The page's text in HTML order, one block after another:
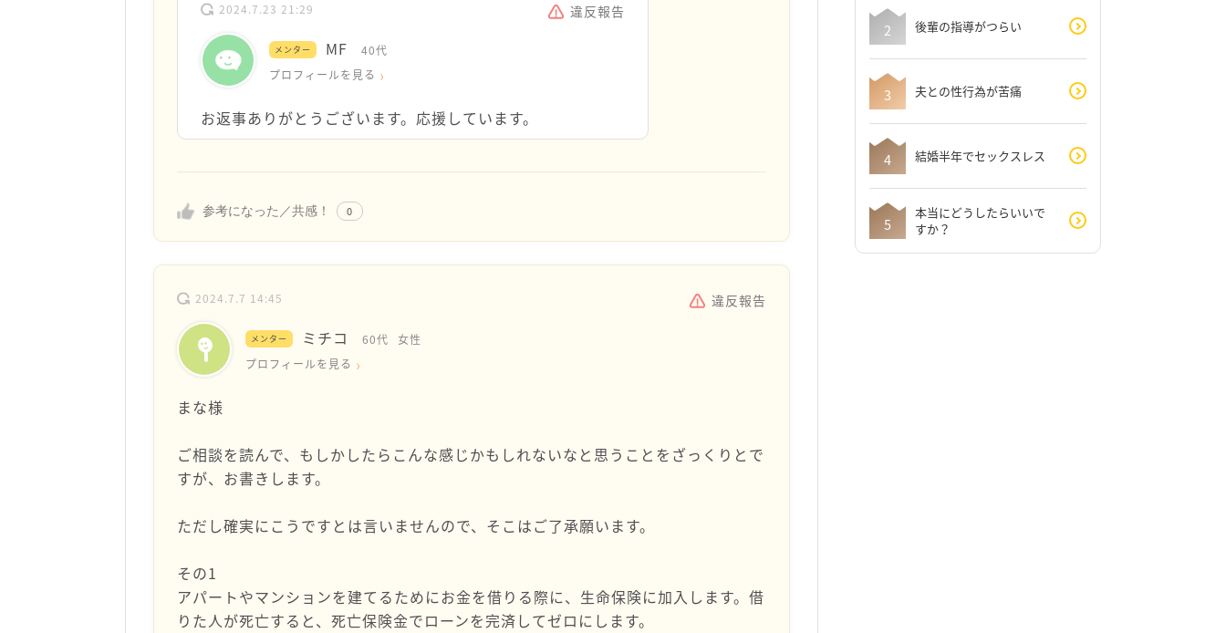
参考になった／共感！ 0
2024.7.23 21:29 違反報告
メンター MF
40代
プロフィールを見る
お返事ありがとうございます。応援しています。
2024.7.7 14:45 違反報告
メンター ミチコ 60代
女性
プロフィールを見る
まな様
ご相談を読んで、もしかしたらこんな感じかもしれないなと思うことをざっくりとで
すが、お書きします。
ただし確実にこうですとは言いませんので、そこはご了承願います。
その1
アパートやマンションを建てるためにお金を借りる際に、生命保険に加入します。借
りた人が死亡すると、死亡保険金でローンを完済してゼロにします。
後輩の指導がつらい
夫との性行為が苦痛
結婚半年でセックスレス
本当にどうしたらいいで
すか？